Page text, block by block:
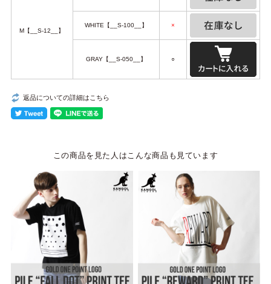
M【__S-12__】
WHITE【__S-100__】 ×
GRAY【__S-050__】 ○
返品についての詳細はこちら
この商品を見た人はこんな商品も見ています